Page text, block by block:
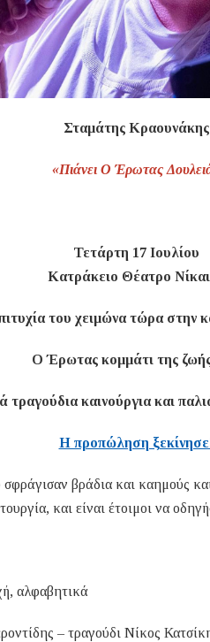
Σταμάτης Κραουνάκης
«Πιάνει Ο Έρωτας
Τετάρτη 17 Ιουλίου
Κατράκειο Θέατρο
του χειμώνα τώρα στην
Ο Έρωτας κομμάτι της
τραγούδια καινούργια και
Η προπώληση
σφράγισαν βράδια και καημούς
και είναι έτοιμοι να
αλφαβητικά
– τραγούδι Νίκος